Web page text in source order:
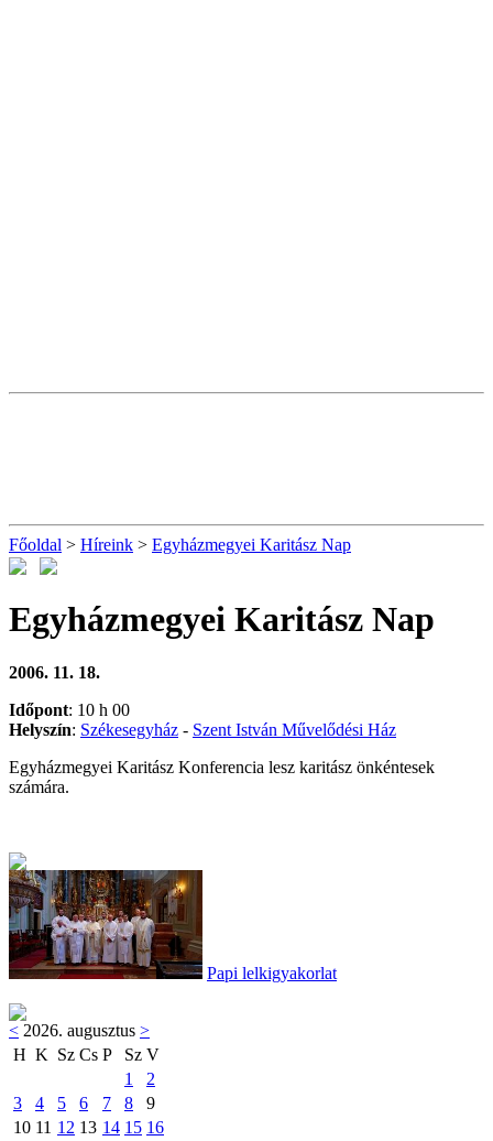
Főoldal > Híreink > Egyházmegyei Karitász Nap
Egyházmegyei Karitász Nap
2006. 11. 18.
Időpont: 10 h 00
Helyszín: Székesegyház - Szent István Művelődési Ház
Egyházmegyei Karitász Konferencia lesz karitász önkéntesek
számára.
Papi lelkigyakorlat
< 2026. augusztus >
H K Sz Cs P Sz V
1
2
3
4 5 6 7 8
9
10 11 12 13 14 15 16